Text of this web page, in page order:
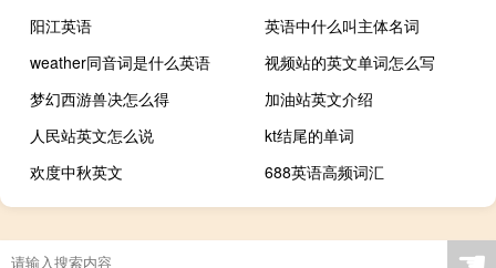
阳江英语
英语中什么叫主体名词
weather同音词是什么英语
视频站的英文单词怎么写
梦幻西游兽决怎么得
加油站英文介绍
人民站英文怎么说
kt结尾的单词
欢度中秋英文
688英语高频词汇